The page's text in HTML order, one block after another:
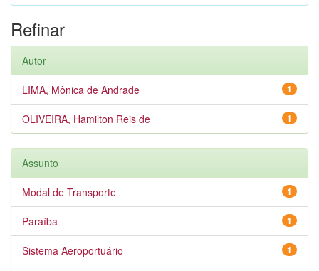
Refinar
Autor
1
LIMA, Mônica de Andrade
1
OLIVEIRA, Hamilton Reis de
Assunto
1
Modal de Transporte
1
Paraíba
1
Sistema Aeroportuário